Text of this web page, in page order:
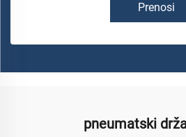
Prenosi
pneumatski